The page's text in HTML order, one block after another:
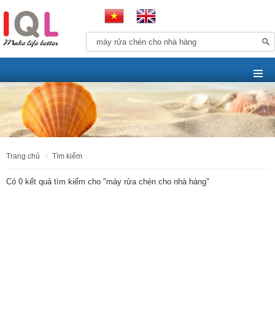
trang chủ tìm kiếm
Có 0 kết quả tìm kiếm cho "máy rửa chén cho nhà hàng"